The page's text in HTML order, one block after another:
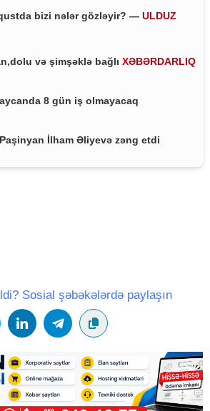
bizi nələr gözləyir? — ULDUZ
və şimşəklə bağlı XƏBƏRDARLIQ
8 gün iş olmayacaq
İlham Əliyevə zəng etdi
Sosial şəbəkələrdə paylaşın